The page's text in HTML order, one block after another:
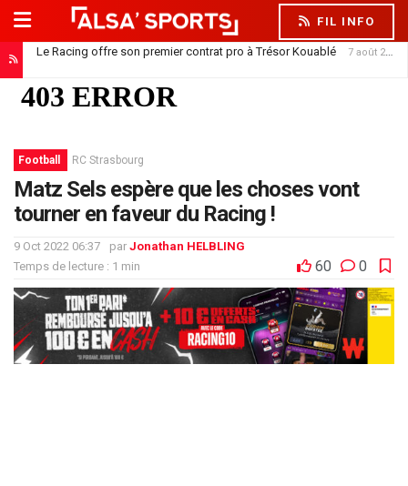
FIL INFO
Le Racing offre son premier contrat pro à Trésor Kouablé 7 août 2026
Football RC Strasbourg
Matz Sels espère que les choses vont
tourner en faveur du Racing !
9 Oct 2022 06:37 par Jonathan HELBLING
Temps de lecture : 1 min
60 0